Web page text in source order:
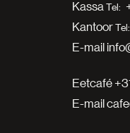
Kassa
Kantoor
E-mail
Eetcafé
E-mail